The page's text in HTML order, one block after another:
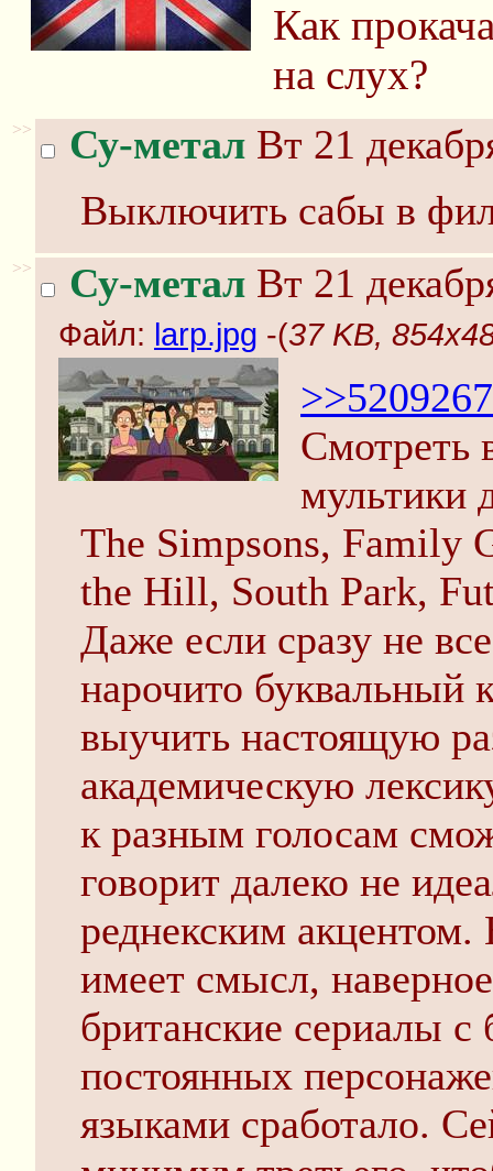
Как
на слух?
>> Су-метал Вт 21
Выключить сабы в
>> Су-метал Вт 21
Файл: larp.jpg -(37 KB,
>>5209267
Смотреть
мультики
The Simpsons, Family
the Hill, South Park,
Даже если сразу не
нарочито буквальный
выучить настоящую
академическую
к разным голосам
говорит далеко не
реднекским
имеет смысл,
британские сериалы
постоянных
языками сработало.